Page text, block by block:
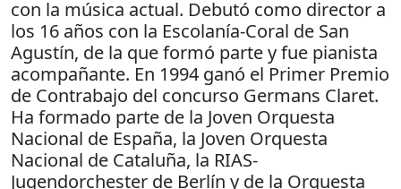
con la música actual. Debutó como director a
los 16 años con la Escolanía-Coral de San
Agustín, de la que formó parte y fue pianista
acompañante. En 1994 ganó el Primer Premio
de Contrabajo del concurso Germans Claret.
Ha formado parte de la Joven Orquesta
Nacional de España, la Joven Orquesta
Nacional de Cataluña, la RIAS-
Jugendorchester de Berlín y de la Orquesta